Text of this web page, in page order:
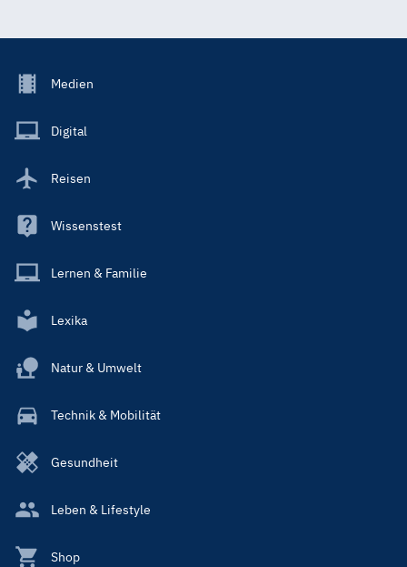
Footer
Main
Medien
Digital
Reisen
Wissenstest
Lernen & Familie
Lexika
Natur & Umwelt
Technik & Mobilität
Gesundheit
Leben & Lifestyle
Shop